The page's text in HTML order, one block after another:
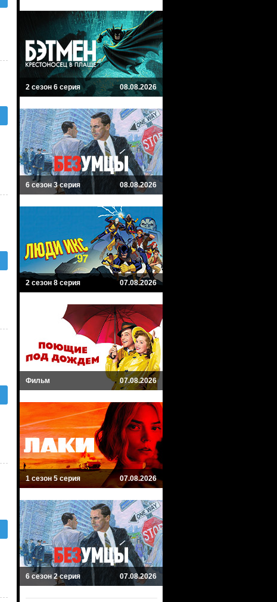
2 сезон 6 серия 08.08.2026
6 сезон 3 серия 08.08.2026
2 сезон 8 серия 07.08.2026
Фильм 07.08.2026
1 сезон 5 серия 07.08.2026
6 сезон 2 серия 07.08.2026